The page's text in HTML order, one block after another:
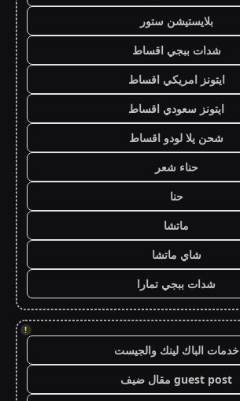
بلايستيشن ستور
شدات ببجي اقساط
ايتونز امريكي اقساط
ايتونز سعودي اقساط
شحن يلا لودو اقساط
حناء شعر
حنا
ماتشا
شاي ماتشا
شدات ببجي تمارا
!
خدمات الباك لينك والجيست
guest post مقال ضيف